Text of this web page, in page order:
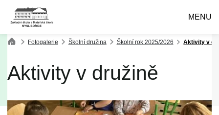
MENU
Fotogalerie Školní družina Školní rok 2025/2026 Aktivity v
Aktivity v družině